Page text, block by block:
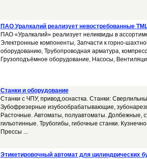
ПАО Уралкалий реализует невостребованные
ПАО «Уралкалий» реализует неликвиды в
Электронные компоненты, Запчасти к горно-
оборудованию, Трубопроводная арматура,
Грузоподъёмное оборудование, Насосы,
Станки и оборудование
Станки с ЧПУ, привод,оснастка. Станки:
Зубофрезерные изубообрабатывающие,
Расточные. Автоматы, полуавтоматы. Долбежные,
гильотинные. Трубогибы, гибочные станки.
Прессы ...
Этикетировочный автомат для цилиндрических